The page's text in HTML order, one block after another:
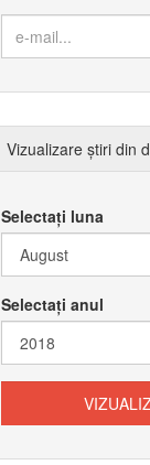
Vizualizare știri din
Selectați luna
Selectați anul